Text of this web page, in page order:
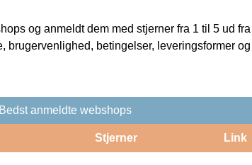
og anmeldt dem med stjerner fra 1 til 5 ud
brugervenlighed, betingelser, leveringsformer og
Bedst anmeldte webshops
Stjerner Link